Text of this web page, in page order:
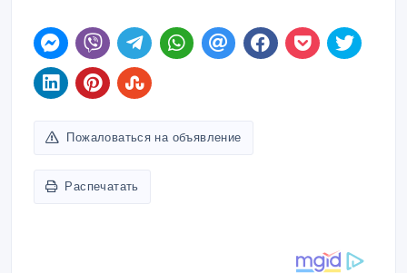
Пожаловаться на объявление
Распечатать